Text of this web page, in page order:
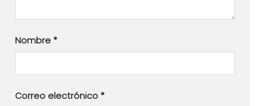
Nombre *
Correo electrónico *